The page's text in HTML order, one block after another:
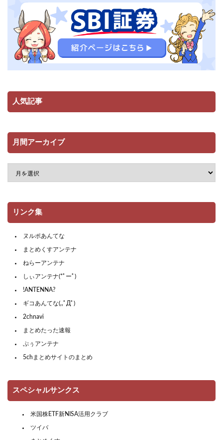
人気記事
月間アーカイブ
リンク集
ヌルポあんてな
まとめくすアンテナ
ねらーアンテナ
しぃアンテナ(*ﾟーﾟ)
!ANTENNA?
ギコあんてな(,,ﾟДﾟ)
2chnavi
まとめたった速報
ぷぅアンテナ
5chまとめサイトのまとめ
スペシャルサンクス
米国株ETF新NISA活用クラブ
ツイバ